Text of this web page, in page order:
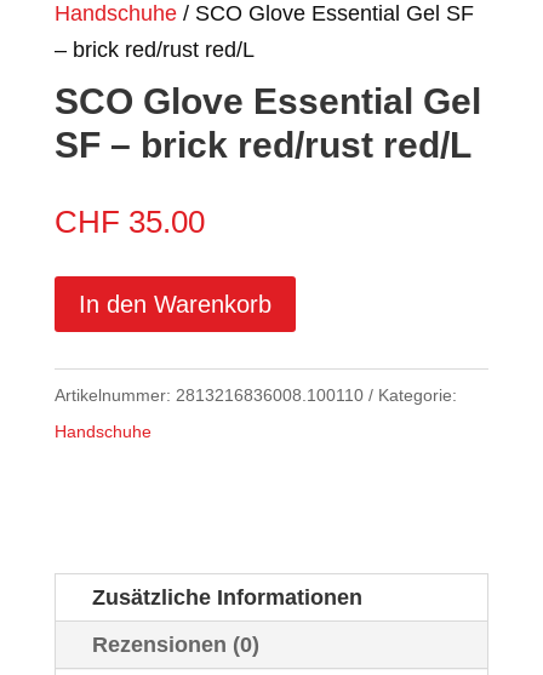
Handschuhe/ SCO Glove Essential Gel SF
– brick red/rust red/L
SCO Glove Essential Gel
SF – brick red/rust red/L
CHF 35.00
In den Warenkorb
Artikelnummer: 2813216836008.100110
Kategorie:
Handschuhe
Zusätzliche Informationen
Rezensionen (0)